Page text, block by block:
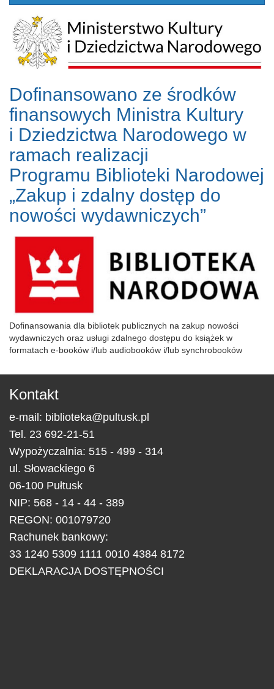
Dofinansowano ze środków
finansowych Ministra Kultury
i Dziedzictwa Narodowego w
ramach realizacji
Programu Biblioteki Narodowej
„Zakup i zdalny dostęp do
nowości wydawniczych”
Dofinansowania dla bibliotek publicznych na zakup nowości
wydawniczych oraz usługi zdalnego dostępu do książek w
formatach e-booków i/lub audiobooków i/lub synchrobooków
Kontakt
e-mail: biblioteka@pultusk.pl
Tel. 23 692-21-51
Wypożyczalnia: 515 - 499 - 314
ul. Słowackiego 6
06-100 Pułtusk
NIP: 568 - 14 - 44 - 389
REGON: 001079720
Rachunek bankowy:
33 1240 5309 1111 0010 4384 8172
DEKLARACJA DOSTĘPNOŚCI